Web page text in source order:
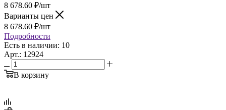
8 678.60 ₽/шт
Варианты цен
8 678.60 ₽/шт
Подробности
Есть в наличии: 10
Арт.: 12924
В корзину